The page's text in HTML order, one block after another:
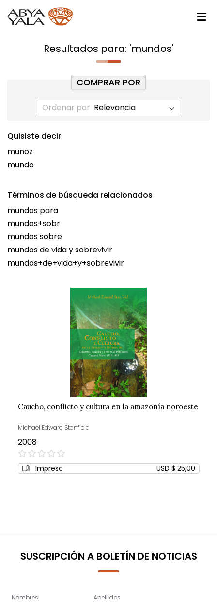
Resultados para: 'mundos'
Ordenar por
Quisiste decir
munoz
mundo
Términos de búsqueda relacionados
mundos para
mundos+sobr
mundos sobre
mundos de vida y sobrevivir
mundos+de+vida+y+sobrevivir
Caucho, conflicto y cultura en la amazonía noroeste
Michael Edward Stanfield
2008
0%
Impreso USD $ 25,00
COMPRAR POR
SUSCRIPCIÓN A BOLETÍN DE NOTICIAS
Nombres Apellidos